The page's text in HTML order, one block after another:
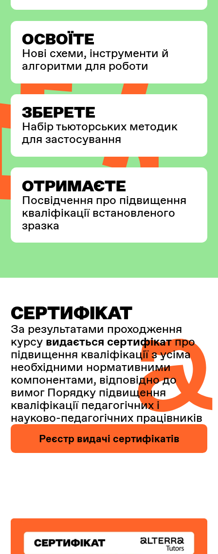
ОСВОЇТЕ
Новi схеми, інструменти й
алгоритми для роботи
ЗБЕРЕТЕ
Набір тьюторських методик
для застосування
ОТРИМАЄТЕ
Посвідчення про підвищення
кваліфікації встановленого
зразка
СЕРТИФІКАТ
За результатами проходження
курсу видається сертифікатпро
підвищення кваліфікації з усіма
необхідними нормативними
компонентами, відповідно до
вимог Порядку підвищення
кваліфікації педагогічних і
науково-педагогічних працівників
Реєстр видачі сертифікатів